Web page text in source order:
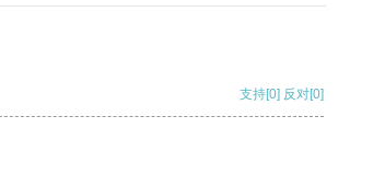
支持[0] 反对[0]